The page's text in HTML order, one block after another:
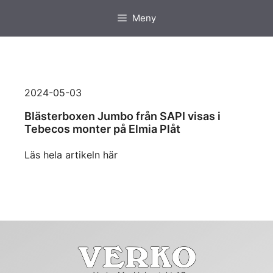
innehåll
Meny
2024-05-03
Blästerboxen Jumbo från SAPI visas i
Tebecos monter på Elmia Plåt
Läs hela artikeln här